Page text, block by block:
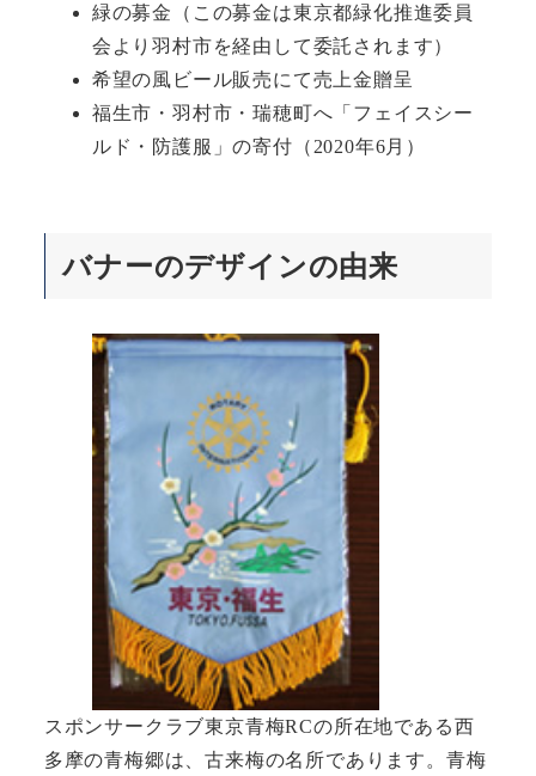
緑の募金（この募金は東京都緑化推進委員
会より羽村市を経由して委託されます）
希望の風ビール販売にて売上金贈呈
福生市・羽村市・瑞穂町へ「フェイスシー
ルド・防護服」の寄付（2020年6月）
バナーのデザインの由来
スポンサークラブ東京青梅RCの所在地である西
多摩の青梅郷は、古来梅の名所であります。青梅